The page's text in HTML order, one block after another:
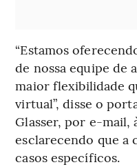
“Estamos
de nossa equipe de
maior flexibilidade
virtual”, disse o
Glasser, por e-mail,
esclarecendo que a
casos específicos.